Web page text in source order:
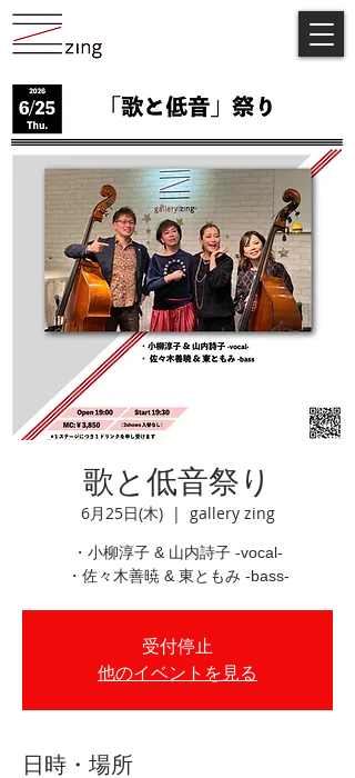
歌と低音祭り
6月25日(木)
  |
gallery zing
・小柳淳子 & 山内詩子 -vocal-
・佐々木善暁 & 東ともみ -bass-
受付停止
他のイベントを見る
日時・場所